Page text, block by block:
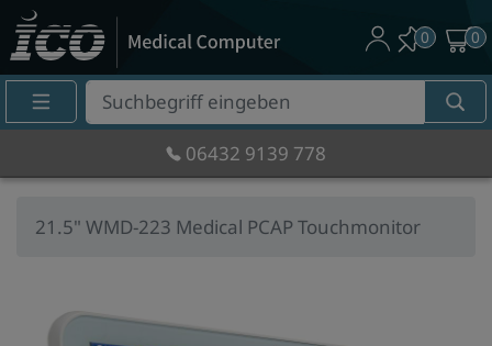
Suche
Eingabefeld
0 0
06432 9139 778
21.5" WMD-223 Medical PCAP Touchmonitor